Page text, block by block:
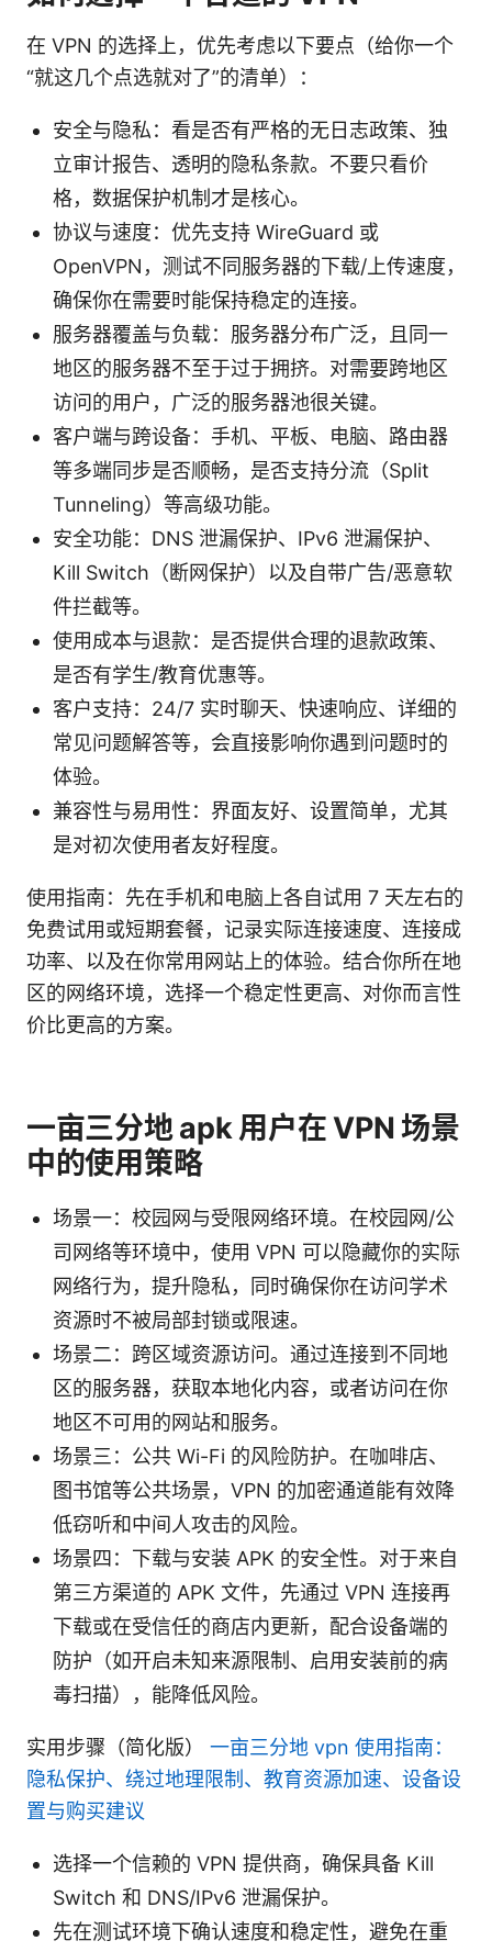
在 VPN 的选择上，优先考虑以下要点（给你一个
“就这几个点选就对了”的清单）：
安全与隐私：看是否有严格的无日志政策、独
立审计报告、透明的隐私条款。不要只看价
格，数据保护机制才是核心。
协议与速度：优先支持 WireGuard 或
OpenVPN，测试不同服务器的下载/上传速度，
确保你在需要时能保持稳定的连接。
服务器覆盖与负载：服务器分布广泛，且同一
地区的服务器不至于过于拥挤。对需要跨地区
访问的用户，广泛的服务器池很关键。
客户端与跨设备：手机、平板、电脑、路由器
等多端同步是否顺畅，是否支持分流（Split
Tunneling）等高级功能。
安全功能：DNS 泄漏保护、IPv6 泄漏保护、
Kill Switch（断网保护）以及自带广告/恶意软
件拦截等。
使用成本与退款：是否提供合理的退款政策、
是否有学生/教育优惠等。
客户支持：24/7 实时聊天、快速响应、详细的
常见问题解答等，会直接影响你遇到问题时的
体验。
兼容性与易用性：界面友好、设置简单，尤其
是对初次使用者友好程度。
使用指南：先在手机和电脑上各自试用 7 天左右的
免费试用或短期套餐，记录实际连接速度、连接成
功率、以及在你常用网站上的体验。结合你所在地
区的网络环境，选择一个稳定性更高、对你而言性
价比更高的方案。
一亩三分地 apk 用户在 VPN 场景
中的使用策略
场景一：校园网与受限网络环境。在校园网/公
司网络等环境中，使用 VPN 可以隐藏你的实际
网络行为，提升隐私，同时确保你在访问学术
资源时不被局部封锁或限速。
场景二：跨区域资源访问。通过连接到不同地
区的服务器，获取本地化内容，或者访问在你
地区不可用的网站和服务。
场景三：公共 Wi-Fi 的风险防护。在咖啡店、
图书馆等公共场景，VPN 的加密通道能有效降
低窃听和中间人攻击的风险。
场景四：下载与安装 APK 的安全性。对于来自
第三方渠道的 APK 文件，先通过 VPN 连接再
下载或在受信任的商店内更新，配合设备端的
防护（如开启未知来源限制、启用安装前的病
毒扫描），能降低风险。
实用步骤（简化版） 一亩三分地 vpn 使用指南：
隐私保护、绕过地理限制、教育资源加速、设备设
置与购买建议
选择一个信赖的 VPN 提供商，确保具备 Kill
Switch 和 DNS/IPv6 泄漏保护。
先在测试环境下确认速度和稳定性，避免在重